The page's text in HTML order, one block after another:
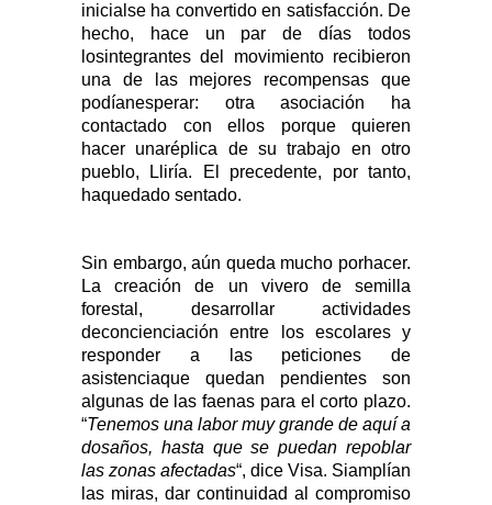
inicialse ha convertido en satisfacción. De
hecho, hace un par de días todos
losintegrantes del movimiento recibieron
una de las mejores recompensas que
podíanesperar: otra asociación ha
contactado con ellos porque quieren
hacer unaréplica de su trabajo en otro
pueblo, Lliría. El precedente, por tanto,
haquedado sentado.
Sin embargo, aún queda mucho porhacer.
La creación de un vivero de semilla
forestal, desarrollar actividades
deconcienciación entre los escolares y
responder a las peticiones de
asistenciaque quedan pendientes son
algunas de las faenas para el corto plazo.
“Tenemos una labor muy grande de aquí a
dosaños, hasta que se puedan repoblar
las zonas afectadas“, dice Visa. Siamplían
las miras, dar continuidad al compromiso